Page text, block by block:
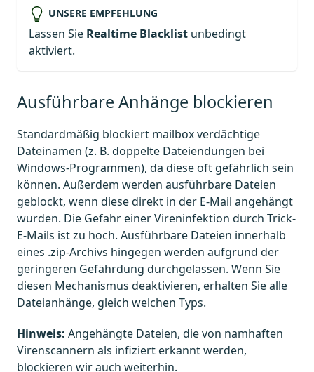
UNSERE EMPFEHLUNG
Lassen Sie Realtime Blacklist unbedingt
aktiviert.
Ausführbare Anhänge blockieren
Standardmäßig blockiert mailbox verdächtige
Dateinamen (z. B. doppelte Dateiendungen bei
Windows-Programmen), da diese oft gefährlich sein
können. Außerdem werden ausführbare Dateien
geblockt, wenn diese direkt in der E-Mail angehängt
wurden. Die Gefahr einer Vireninfektion durch Trick-
E-Mails ist zu hoch. Ausführbare Dateien innerhalb
eines .zip-Archivs hingegen werden aufgrund der
geringeren Gefährdung durchgelassen. Wenn Sie
diesen Mechanismus deaktivieren, erhalten Sie alle
Dateianhänge, gleich welchen Typs.
Hinweis: Angehängte Dateien, die von namhaften
Virenscannern als infiziert erkannt werden,
blockieren wir auch weiterhin.